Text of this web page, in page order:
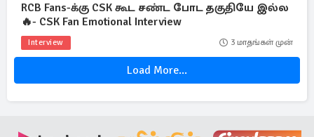
RCB Fans-க்கு CSK கூட சண்ட போட தகுதியே இல்ல
🔥- CSK Fan Emotional Interview
Interview 3 மாதங்கள் முன்
Load More...